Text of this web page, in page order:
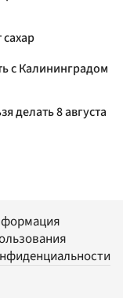
с Калининградом
делать 8 августа